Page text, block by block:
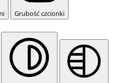
Grubość czcionki